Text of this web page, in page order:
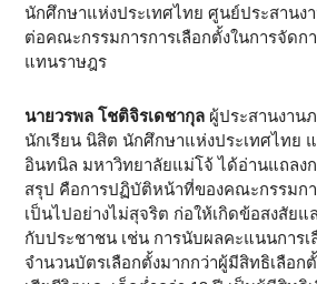
นักศึกษาแห่งประเทศไทย ศูนย์ประสานง
ต่อคณะกรรมการการเลือกตั้งในการจัดก
แทนราษฎร
นายวรพล โชติจิรเดชากุล ผู้ประสานงาน
นักเรียน นิสิต นักศึกษาแห่งประเทศไทย
อินทนิล มหาวิทยาลัยแม่โจ้ ได้อ่านแถลง
สรุป คือการปฏิบัติหน้าที่ของคณะกรรมกา
เป็นไปอย่างไม่สุจริต ก่อให้เกิดข้อสงสัยแ
กับประชาชน เช่น การนับผลคะแนนการเ
จำนวนบัตรเลือกตั้งมากกว่าผู้มีสิทธิเลือก